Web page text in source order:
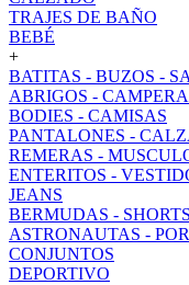
TRAJES DE BAÑO
BEBÉ
+
BATITAS - BUZOS -
ABRIGOS -
BODIES - CAMISAS
PANTALONES -
REMERAS -
ENTERITOS -
JEANS
BERMUDAS -
ASTRONAUTAS -
CONJUNTOS
DEPORTIVO